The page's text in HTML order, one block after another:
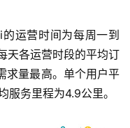
运营时间为每周一到
天各运营时段的平均订
求量最高。单个用户平
服务里程为4.9公里。